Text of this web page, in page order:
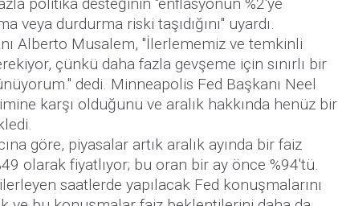
politika desteğinin "enflasyonun %2'ye
veya durdurma riski taşıdığını" uyardı.
Alberto Musalem, "İlerlememiz ve temkinli
çünkü daha fazla gevşeme için sınırlı bir
dedi. Minneapolis Fed Başkanı Neel
karşı olduğunu ve aralık hakkında henüz bir
göre, piyasalar artık aralık ayında bir faiz
olarak fiyatlıyor; bu oran bir ay önce %94'tü.
saatlerde yapılacak Fed konuşmalarını